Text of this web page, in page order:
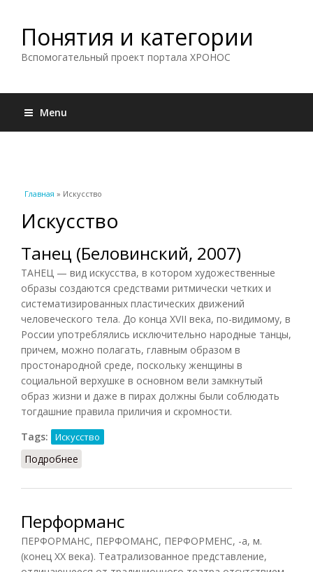
Понятия и категории
Вспомогательный проект портала ХРОНОС
Menu
Вы здесь
Главная » Искусство
Искусство
Танец (Беловинский, 2007)
ТАНЕЦ — вид искусства, в котором художественные
образы создаются средствами ритмически четких и
систематизированных пластических движений
человеческого тела. До конца XVII века, по-видимому, в
России употреблялись исключительно народные танцы,
причем, можно полагать, главным образом в
простонародной среде, поскольку женщины в
социальной верхушке в основном вели замкнутый
образ жизни и даже в пирах должны были соблюдать
тогдашние правила приличия и скромности.
Tags:
Искусство
Подробнее
Перформанс
ПЕРФОРМАНС, ПЕРФОМАНС, ПЕРФОРМЕНС, -а, м.
(конец XX века). Театрализованное представление,